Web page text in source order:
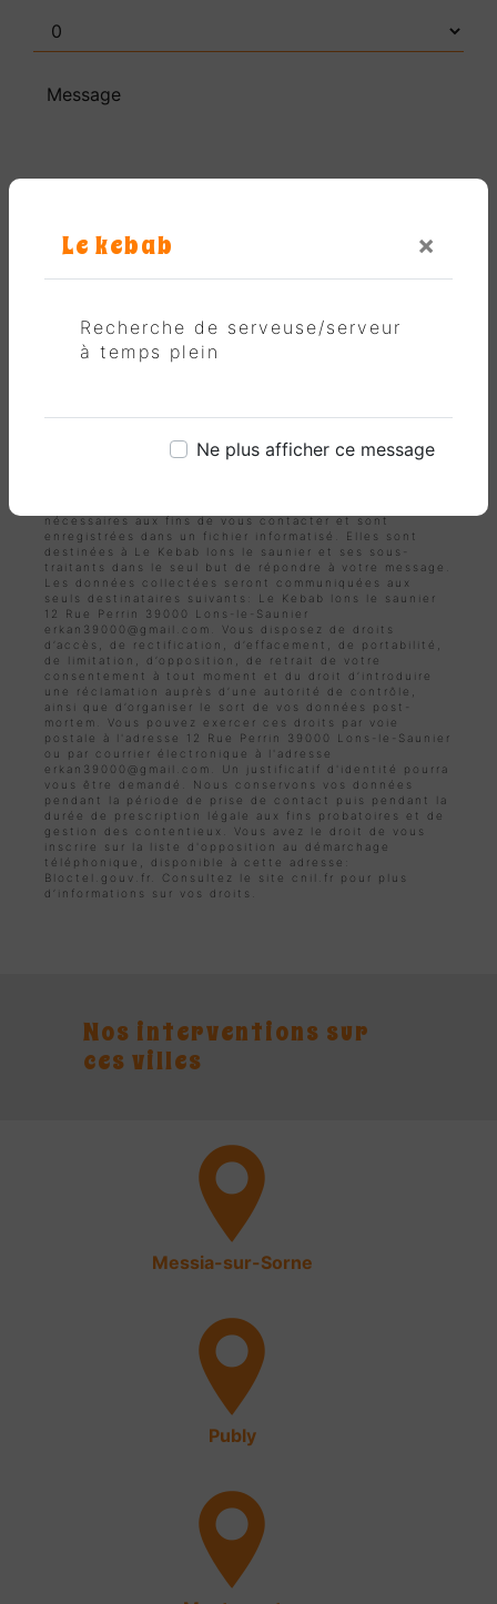
Le kebab ×
Recherche de serveuse/serveur
à temps plein
Ne plus afficher ce message
particulières ci-dessous **
nécessaires aux fins de vous contacter et sont
enregistrées dans un fichier informatisé. Elles sont
destinées à Le Kebab lons le saunier et ses sous-
traitants dans le seul but de répondre à votre message.
Les données collectées seront communiquées aux
seuls destinataires suivants: Le Kebab lons le saunier
12 Rue Perrin 39000 Lons-le-Saunier
erkan39000@gmail.com. Vous disposez de droits
d’accès, de rectification, d’effacement, de portabilité,
de limitation, d’opposition, de retrait de votre
consentement à tout moment et du droit d’introduire
une réclamation auprès d’une autorité de contrôle,
ainsi que d’organiser le sort de vos données post-
mortem. Vous pouvez exercer ces droits par voie
postale à l'adresse 12 Rue Perrin 39000 Lons-le-Saunier
ou par courrier électronique à l'adresse
erkan39000@gmail.com. Un justificatif d'identité pourra
vous être demandé. Nous conservons vos données
pendant la période de prise de contact puis pendant la
durée de prescription légale aux fins probatoires et de
gestion des contentieux. Vous avez le droit de vous
inscrire sur la liste d'opposition au démarchage
téléphonique, disponible à cette adresse:
Bloctel.gouv.fr . Consultez le site cnil.fr pour plus
d’informations sur vos droits.
Nos interventions sur
ces villes
Messia-sur-Sorne
Publy